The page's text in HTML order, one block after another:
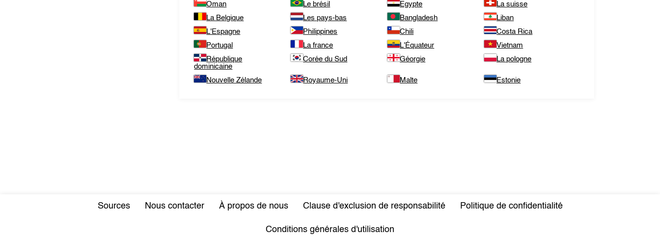
Oman
Le brésil Egypte
La suisse
La Belgique
Les pays-bas Bangladesh
Liban
L'Espagne
Philippines Chili
Costa Rica
Portugal
La france L'Équateur
Vietnam
République
dominicaine
Corée du Sud Géorgie La pologne
Nouvelle Zélande Royaume-Uni Malte Estonie
Sources Nous contacter À propos de nous Clause d'exclusion de responsabilité Politique de confidentialité
Conditions générales d'utilisation